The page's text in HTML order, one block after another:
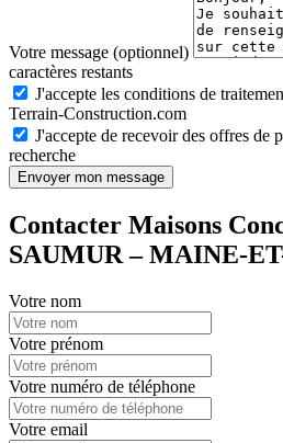
Votre message (optionnel)
caractères restants
J'accepte les conditions de
Terrain-Construction.com
J'accepte de recevoir des offres de
recherche
Envoyer mon message
Contacter Maisons
SAUMUR – MAINE-
Votre nom
Votre prénom
Votre numéro de téléphone
Votre email